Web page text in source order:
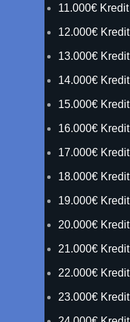
11.000€ Kredit
12.000€ Kredit
13.000€ Kredit
14.000€ Kredit
15.000€ Kredit
16.000€ Kredit
17.000€ Kredit
18.000€ Kredit
19.000€ Kredit
20.000€ Kredit
21.000€ Kredit
22.000€ Kredit
23.000€ Kredit